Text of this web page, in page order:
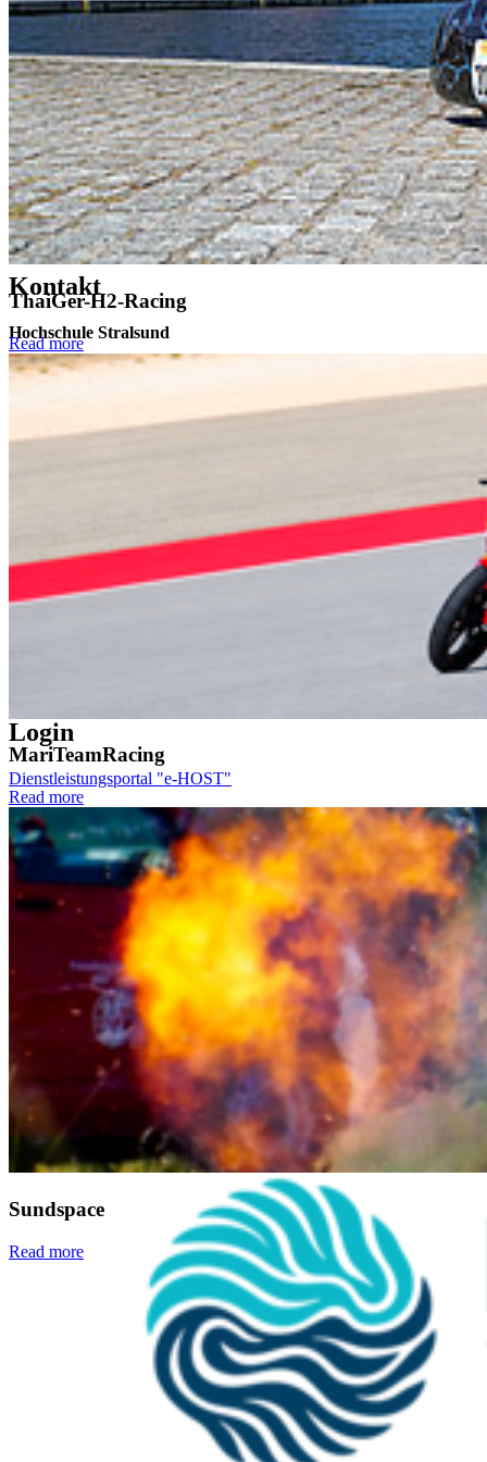
ThaiGer-H2-Racing
Read more
MariTeamRacing
Read more
Sundspace
Read more
Wirtschaft.
Jens Mohrenweiser studierte Wirtschaftswissenschaften an der
Leibnitz Universität Hannover und promovierte an der Universität
Zürich. Er war als Berater am Leibniz-Zentrum für Europäische
Wirtschaftsforschung Mannheim tätig, lehrte und forschte an der
Bournemouth University, England. Sein Forschungsschwerpunkt ist
die empirische Personalökonomik.
Zurück
Alle Neuigkeiten
Kon­takt
Hochschule Stralsund
Zur Schwedenschanze 15
Telefonzentrale: +49 3831 455
Zentrale Fax-Nummer: +49 3831 456 680
Fakultät für Elektrotechnik und Informatik
Fakultät für Maschinenbau
Login
Dienstleistungsportal "e-HOST"
Studien- und Prüfungsportal (SuP)
B-ite
Webmailer
Zeiterfassung